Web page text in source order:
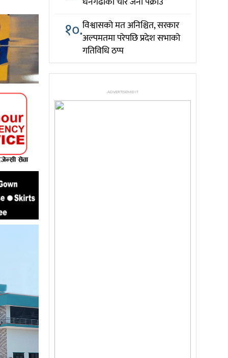
१०.विश्वासको मत अनिश्चित, सरकार
अल्पमतमा परेपछि प्रदेश सभाको
गतिविधि ठप्प
ADVERTISEMENT